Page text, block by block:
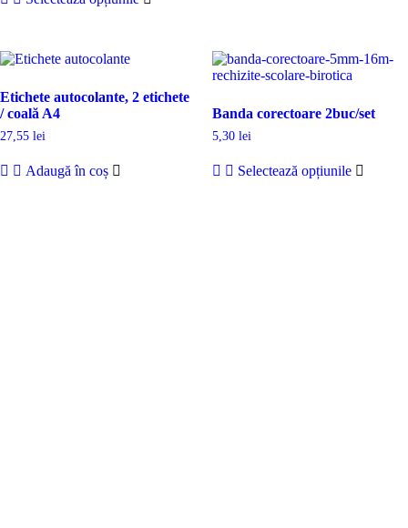
Etichete autocolante, 2 etichete
/ coală A4
27,55 lei
Adaugă în coș
Banda corectoare 2buc/set
5,30 lei
Selectează opțiunile